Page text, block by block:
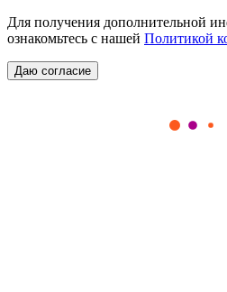
Для получения дополнительной
ознакомьтесь с нашей Политикой
Даю согласие